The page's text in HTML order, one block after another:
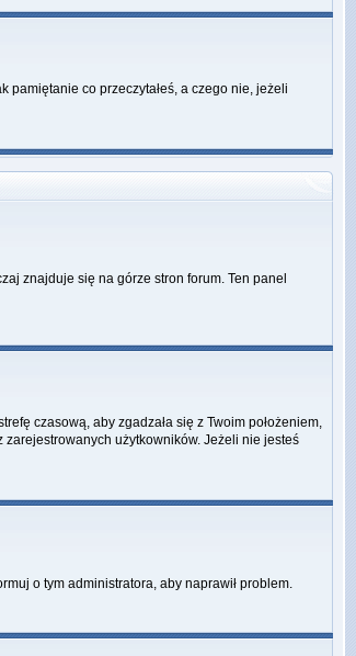
pamiętanie co przeczytałeś, a czego nie, jeżeli
znajduje się na górze stron forum. Ten panel
czasową, aby zgadzała się z Twoim położeniem,
użytkowników. Jeżeli nie jesteś
o tym administratora, aby naprawił problem.